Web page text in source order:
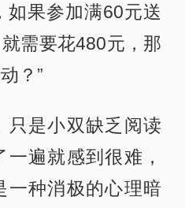
如果参加满60元送
需要花480元，那
？”
只是小双缺乏阅读
遍就感到很难，
一种消极的心理暗